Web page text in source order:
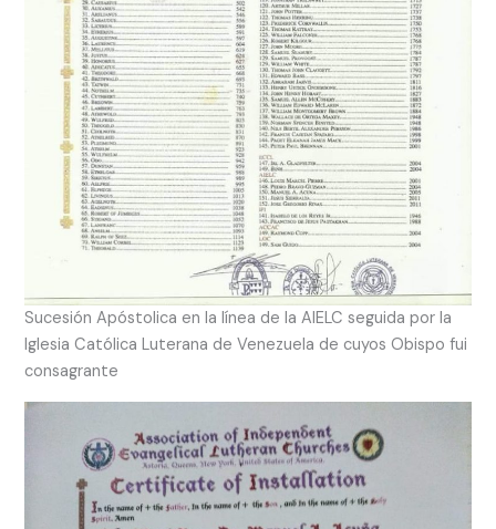
Sucesión Apóstolica en la línea de la AIELC seguida por la
Iglesia Católica Luterana de Venezuela de cuyos Obispo fui
consagrante